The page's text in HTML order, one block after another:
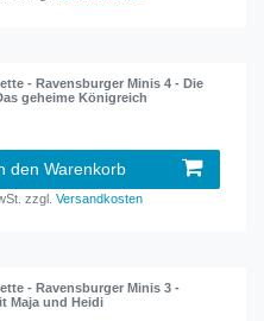
- Ravensburger Minis 4 - Die
geheime Königreich
den Warenkorb
zzgl.Versandkosten
- Ravensburger Minis 3 -
Maja und Heidi